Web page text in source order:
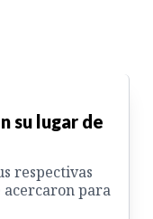
su lugar de
respectivas
acercaron para